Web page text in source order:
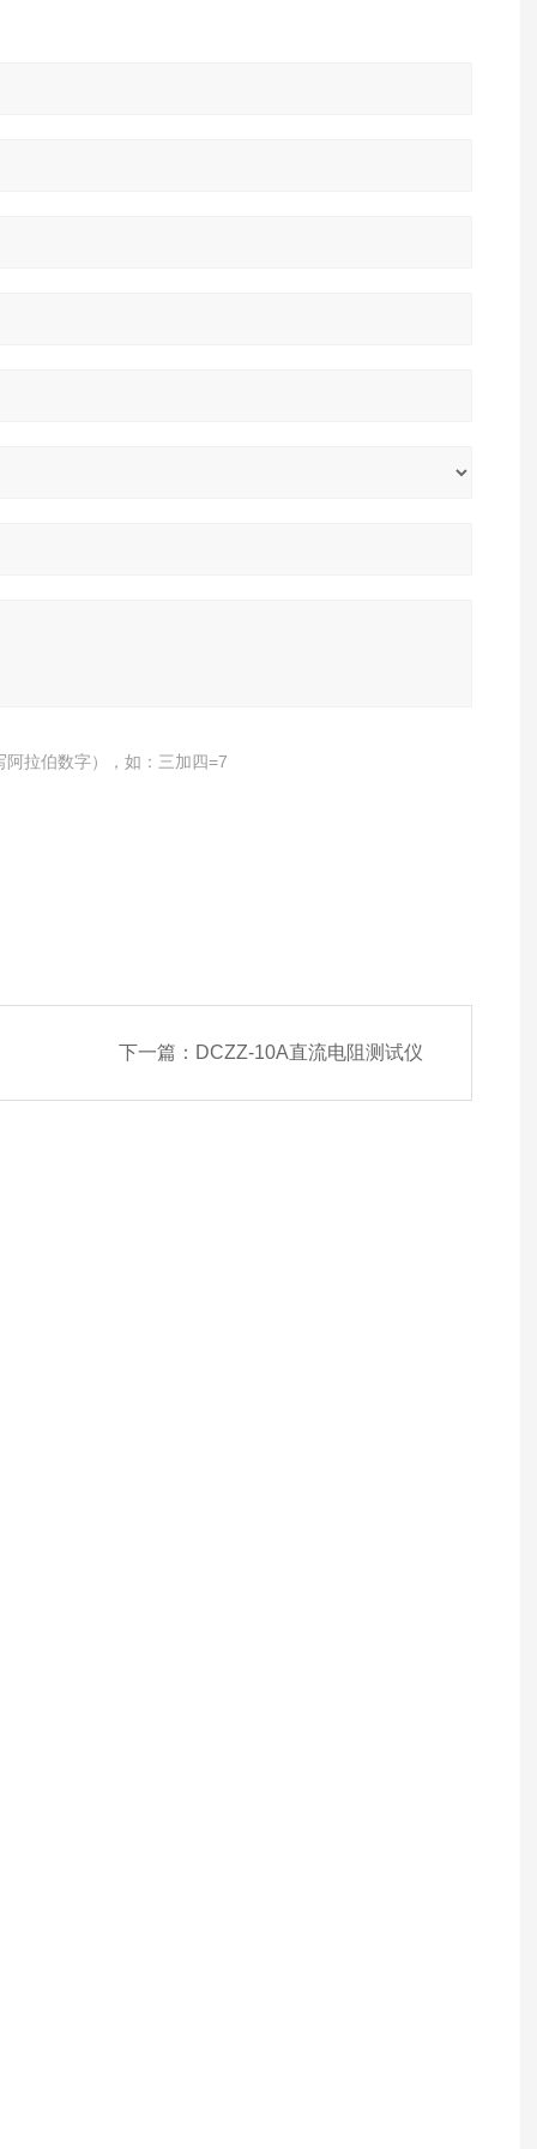
拉伯数字），如：三加四=7
下一篇： DCZZ-10A直流电阻测试仪